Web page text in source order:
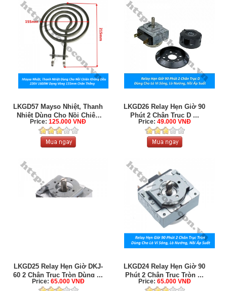
LKGD57 Mayso Nhiệt, Thanh
Nhiệt Dùng Cho Nồi Chiên
Không ...
Price:125.000 VNĐ
LKGD26 Relay Hẹn Giờ 90
Phút 2 Chân Trục D ...
Price: 49.000 VNĐ
LKGD25 Relay Hẹn Giờ DKJ-
60 2 Chân Trục Tròn Dùng ...
Price: 65.000 VNĐ
LKGD24 Relay Hẹn Giờ 90
Phút 2 Chân Trục Tròn ...
Price: 65.000 VNĐ